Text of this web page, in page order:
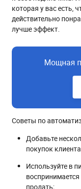
которая у вас есть,
действительно
лучше эффект.
Мощная
Советы по
Добавьте
покупок
Используйте в
продать;